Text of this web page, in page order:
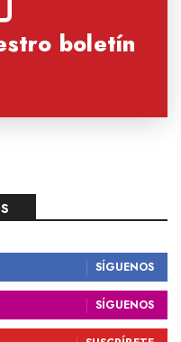
boletín
SÍGUENOS
SÍGUENOS